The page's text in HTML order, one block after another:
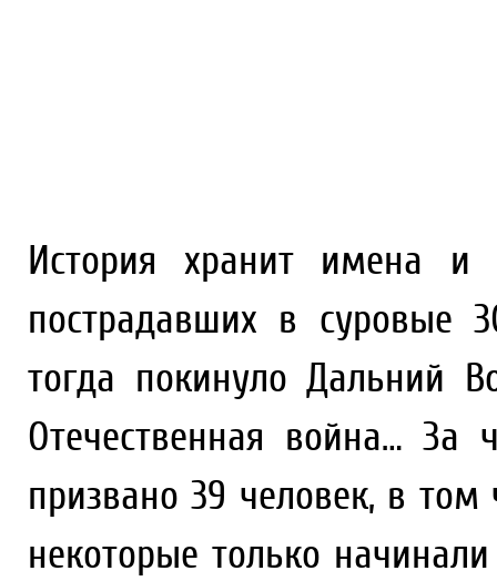
История хранит имена и
пострадавших в суровые
тогда покинуло Дальний
Отечественная война… За
призвано 39 человек, в том
некоторые только